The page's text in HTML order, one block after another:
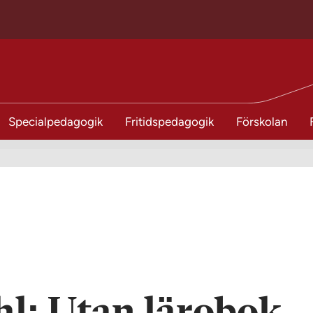
Specialpedagogik Fritidspedagogik Förskolan